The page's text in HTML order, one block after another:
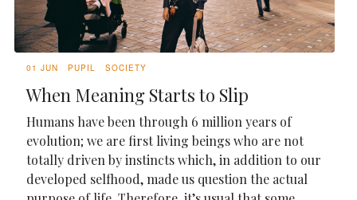
01 JUN PUPIL SOCIETY
When Meaning Starts to Slip
Humans have been through 6 million years of
evolution; we are first living beings who are not
totally driven by instincts which, in addition to our
developed selfhood, made us question the actual